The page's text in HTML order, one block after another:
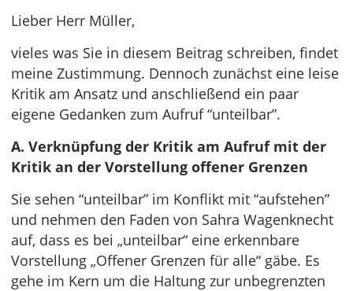
Lieber Herr Müller,
vieles was Sie in diesem Beitrag schreiben, findet
meine Zustimmung. Dennoch zunächst eine leise
Kritik am Ansatz und anschließend ein paar
eigene Gedanken zum Aufruf “unteilbar”.
A. Verknüpfung der Kritik am Aufruf mit der
Kritik an der Vorstellung offener Grenzen
Sie sehen “unteilbar” im Konflikt mit “aufstehen”
und nehmen den Faden von Sahra Wagenknecht
auf, dass es bei „unteilbar“ eine erkennbare
Vorstellung „Offener Grenzen für alle“ gäbe. Es
gehe im Kern um die Haltung zur unbegrenzten